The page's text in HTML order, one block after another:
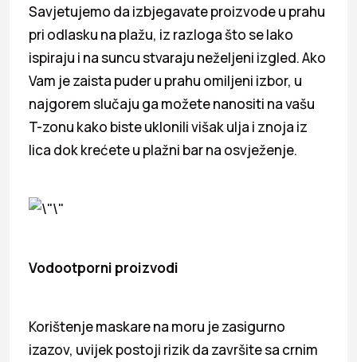
Savjetujemo da izbjegavate proizvode u prahu
pri odlasku na plažu, iz razloga što se lako
ispiraju i na suncu stvaraju neželjeni izgled. Ako
Vam je zaista puder u prahu omiljeni izbor, u
najgorem slučaju ga možete nanositi na vašu
T-zonu kako biste uklonili višak ulja i znoja iz
lica dok krećete u plažni bar na osvježenje.
Vodootporni proizvodi
Korištenje maskare na moru je zasigurno
izazov, uvijek postoji rizik da završite sa crnim